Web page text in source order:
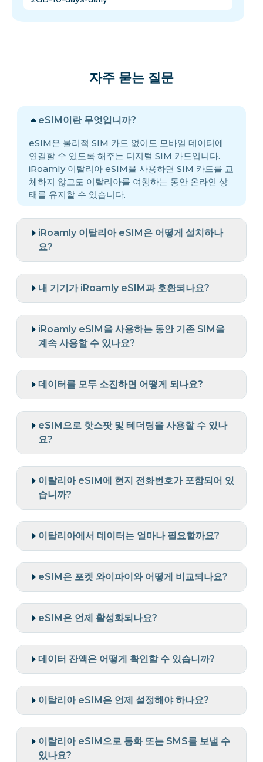
자주 묻는 질문
eSIM이란 무엇입니까?
eSIM은 물리적 SIM 카드 없이도 모바일 데이터에
연결할 수 있도록 해주는 디지털 SIM 카드입니다.
iRoamly 이탈리아 eSIM을 사용하면 SIM 카드를 교
체하지 않고도 이탈리아를 여행하는 동안 온라인 상
태를 유지할 수 있습니다.
iRoamly 이탈리아 eSIM은 어떻게 설치하나
요?
내 기기가 iRoamly eSIM과 호환되나요?
iRoamly eSIM을 사용하는 동안 기존 SIM을
계속 사용할 수 있나요?
데이터를 모두 소진하면 어떻게 되나요?
eSIM으로 핫스팟 및 테더링을 사용할 수 있나
요?
이탈리아 eSIM에 현지 전화번호가 포함되어 있
습니까?
이탈리아에서 데이터는 얼마나 필요할까요?
eSIM은 포켓 와이파이와 어떻게 비교되나요?
eSIM은 언제 활성화되나요?
데이터 잔액은 어떻게 확인할 수 있습니까?
이탈리아 eSIM은 언제 설정해야 하나요?
이탈리아 eSIM으로 통화 또는 SMS를 보낼 수
있나요?